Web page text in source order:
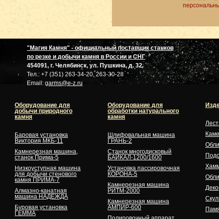
"Магия Камня" - официальный поставщик станков
по резке и добычи камня в России и СНГ
454091, г. Челябинск, ул. Пушкина, д. 32
Тел.: +7 (351) 263-34-20, 263-30-28
Email: garms@e-z.ru
Оборудование для
добычи природного
камня
Баровая установка
Виктория МКБ-11
Камнерезная машина,
станок Прима-5
Низкоуступная машина
для добычи стенового
камня ПРИМА-7
Алмазно-канатная
машина НАДЕЖДА
Буровая установка
ГЕММА
Оборудование для
обработки натурального
камня
Шлифовальная машина
ГРАНЬ-2
Станок многодисковый
БАЙКАЛ-1200/1600
Установка пассировочная
КОРОНА-5
Камнерезная машина
РИТМ-2000
Камнерезная машина
АМПИР-600